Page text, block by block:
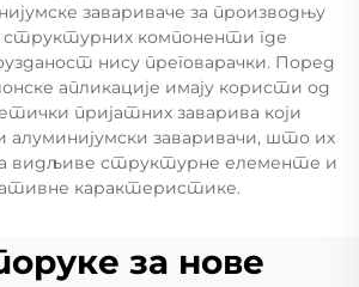
завариваче за производњу
компоненти где
нису преговарачки. Поред
апликације имају користи од
пријатних заварива који
алуминијумски заваривачи, што их
видљиве структурне елементе и
карактеристике.
за нове